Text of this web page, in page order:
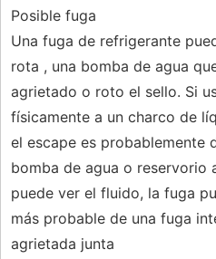
Posible fuga
Una fuga de refrigerante
rota , una bomba de agua
agrietado o roto el sello. Si
físicamente a un charco de
el escape es probablemente
bomba de agua o reservorio
puede ver el fluido, la fuga
más probable de una fuga
agrietada junta